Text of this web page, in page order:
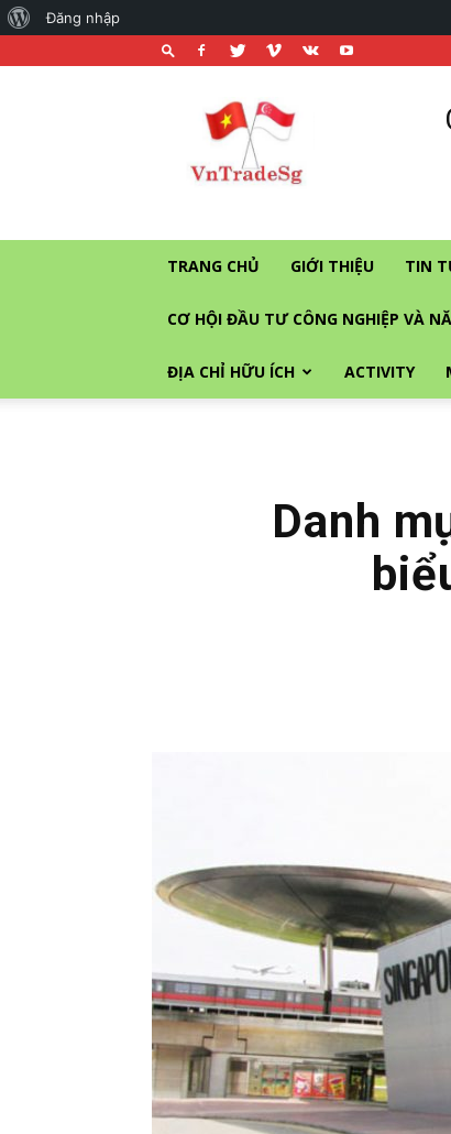
Cổng
thương
và
vào
Singapore
TRANG CHỦ GIỚI THIỆU TIN
CƠ HỘI ĐẦU TƯ CÔNG NGHIỆP VÀ
ĐỊA CHỈ HỮU ÍCH ACTIVITY
Danh
About
Đăng nhập